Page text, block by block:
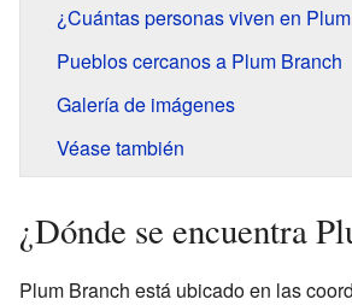
¿Cuántas personas viven en
Pueblos cercanos a Plum Branch
Galería de imágenes
Véase también
¿Dónde se encuentra
Plum Branch está ubicado en las